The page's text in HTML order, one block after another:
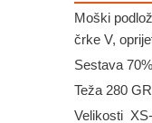
Moški
črke V,
Sestava
Teža 280
Velikosti